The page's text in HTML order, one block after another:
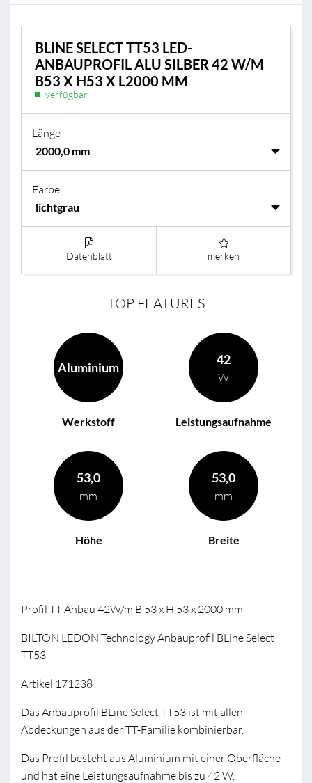
BLINE SELECT TT53 LED-
ANBAUPROFIL ALU SILBER 42 W/M
B53 X H53 X L2000 MM
verfügbar
Länge
Farbe
Datenblatt merken
TOP FEATURES
Aluminium
Werkstoff
42
W
Leistungsaufnahme
53,0
mm
Höhe
53,0
mm
Breite
Profil TT Anbau 42W/m B 53 x H 53 x 2000 mm
BILTON LEDON Technology Anbauprofil BLine Select
TT53
Artikel 171238
Das Anbauprofil BLine Select TT53 ist mit allen
Abdeckungen aus der TT-Familie kombinierbar.
Das Profil besteht aus Aluminium mit einer Oberfläche
und hat eine Leistungsaufnahme bis zu 42 W.